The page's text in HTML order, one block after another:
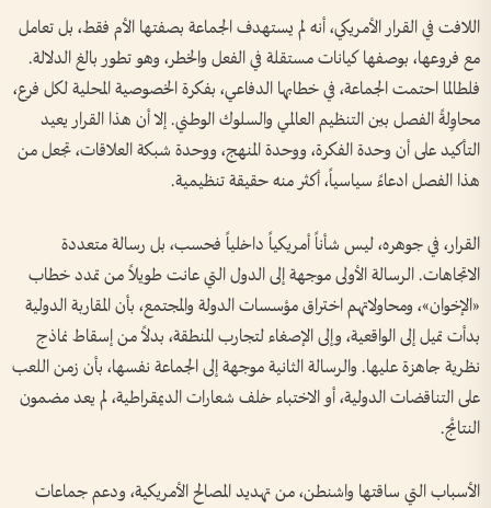
اللافت في القرار الأمريكي، أنه لم يستهدف الجماعة بصفتها الأم فقط، بل تعامل
مع فروعها، بوصفها كيانات مستقلة في الفعل والخطر، وهو تطور بالغ الدلالة.
فلطالما احتمت الجماعة، في خطابها الدفاعي، بفكرة الخصوصية المحلية لكل فرع،
محاوِلةً الفصل بين التنظيم العالمي والسلوك الوطني. إلا أن هذا القرار يعيد
التأكيد على أن وحدة الفكرة، ووحدة المنهج، ووحدة شبكة العلاقات، تجعل من
هذا الفصل ادعاءً سياسياً، أكثر منه حقيقة تنظيمية.
القرار، في جوهره، ليس شأناً أمريكياً داخلياً فحسب، بل رسالة متعددة
الاتجاهات. الرسالة الأولى موجهة إلى الدول التي عانت طويلاً من تمدد خطاب
«الإخوان»، ومحاولاتهم اختراق مؤسسات الدولة والمجتمع، بأن المقاربة الدولية
بدأت تميل إلى الواقعية، وإلى الإصغاء لتجارب المنطقة، بدلاً من إسقاط نماذج
نظرية جاهزة عليها. والرسالة الثانية موجهة إلى الجماعة نفسها، بأن زمن اللعب
على التناقضات الدولية، أو الاختباء خلف شعارات الديمقراطية، لم يعد مضمون
النتائج.
الأسباب التي ساقتها واشنطن، من تهديد المصالح الأمريكية، ودعم جماعات